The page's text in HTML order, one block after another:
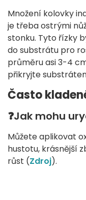
Množení kolovky
je třeba ostrými
stonku. Tyto řízky
do substrátu pro
průměru asi 3-4
přikryjte
Často
❓Jak mohu
Můžete aplikovat
hustotu, krásnější
růst (Zdroj).